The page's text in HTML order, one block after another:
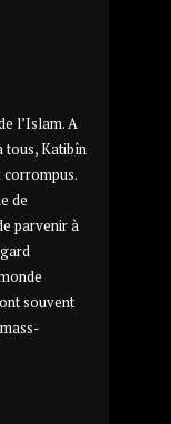
l’Islam. A
tous, Katibîn
de
parvenir à
souvent